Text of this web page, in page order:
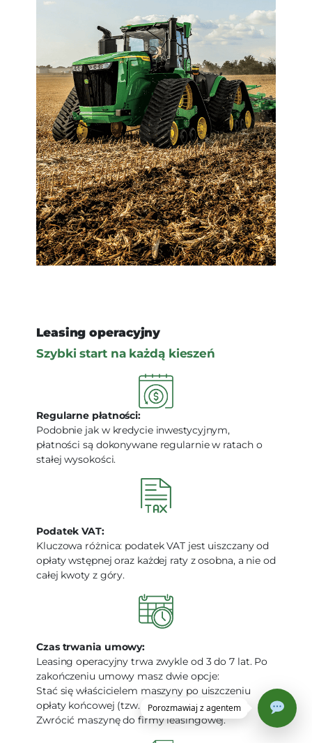
Leasing operacyjny
Szybki start na każdą kieszeń
Regularne płatności:
Podobnie jak w kredycie inwestycyjnym,
płatności są dokonywane regularnie w ratach o
stałej wysokości.
Podatek VAT:
Kluczowa różnica: podatek VAT jest uiszczany od
opłaty wstępnej oraz każdej raty z osobna, a nie od
całej kwoty z góry.
Czas trwania umowy:
Leasing operacyjny trwa zwykle od 3 do 7 lat. Po
zakończeniu umowy masz dwie opcje:
Stać się właścicielem maszyny po uiszczeniu
opłaty końcowej (tzw. wykup).
Zwrócić maszynę do firmy leasingowej.